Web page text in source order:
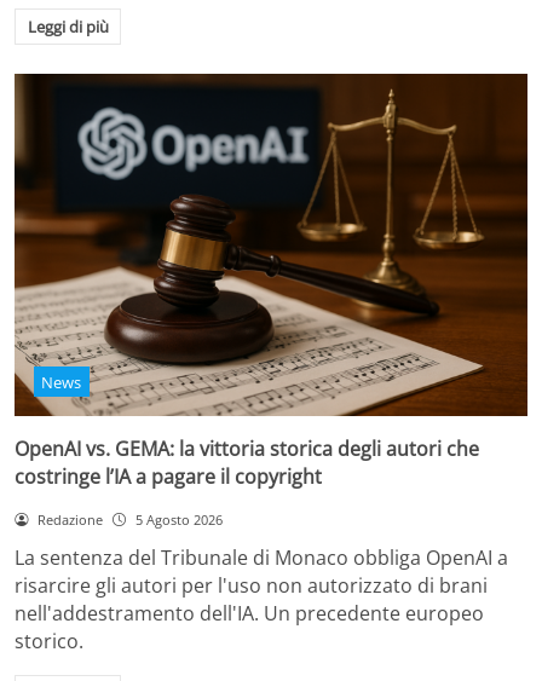
Leggi di più
News
OpenAI vs. GEMA: la vittoria storica degli autori che
costringe l’IA a pagare il copyright
Redazione 5 Agosto 2026
La sentenza del Tribunale di Monaco obbliga OpenAI a
risarcire gli autori per l'uso non autorizzato di brani
nell'addestramento dell'IA. Un precedente europeo
storico.